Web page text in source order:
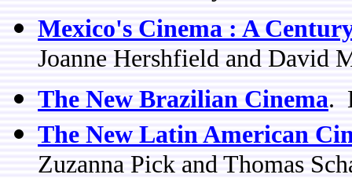
Mexico's Cinema : A
Joanne Hershfield and David
The New Brazilian Cinema.
The New Latin American
Zuzanna Pick and Thomas